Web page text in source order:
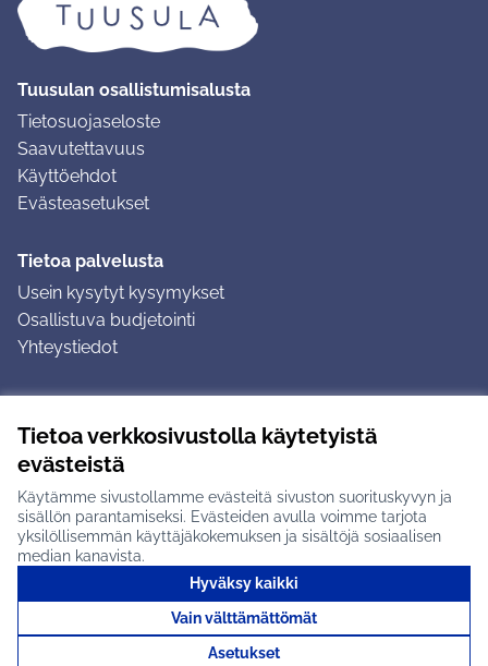
Tietoa verkkosivustolla käytetyistä
evästeistä
Käytämme sivustollamme evästeitä sivuston suorituskyvyn ja
sisällön parantamiseksi. Evästeiden avulla voimme tarjota
yksilöllisemmän käyttäjäkokemuksen ja sisältöjä sosiaalisen
median kanavista.
Hyväksy kaikki
Vain välttämättömät
Asetukset
Tuusulan osallistumisalusta
Tietosuojaseloste
Saavutettavuus
Käyttöehdot
Evästeasetukset
Tietoa palvelusta
Usein kysytyt kysymykset
Osallistuva budjetointi
Yhteystiedot
Ohjeet kirjautumiseen
Ohjeet kommentin jättämiseen
Creative Commons -lisenssi
(Ulkoinen linkki)Verkkosivusto luotuvapaan ohjelmiston
Tuusulan osallistumisalusta X-palvelussa
(Ulkoinen linkki)